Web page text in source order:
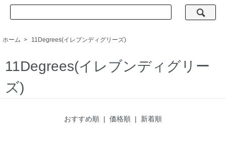
ホーム > 11Degrees(イレブンディグリーズ)
11Degrees(イレブンディグリー
ズ)
おすすめ順 | 価格順 | 新着順